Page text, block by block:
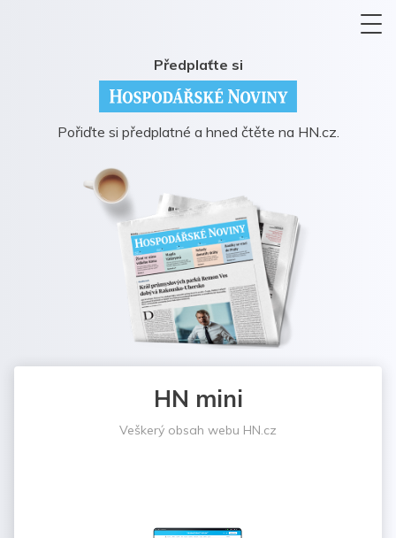
Předplaťte si
Pořiďte si předplatné a hned čtěte na HN.cz.
HN mini
Veškerý obsah webu HN.cz